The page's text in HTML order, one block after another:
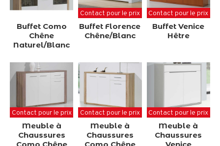
Buffet Como
Chêne
Naturel/Blanc
Contact pour le prix
Buffet Florence
Chêne/Blanc
Contact pour le prix
Buffet Venice
Hêtre
Contact pour le prix
Meuble à
Chaussures
Contact pour le prix
Meuble à
Chaussures
Contact pour le prix
Meuble à
Chaussures